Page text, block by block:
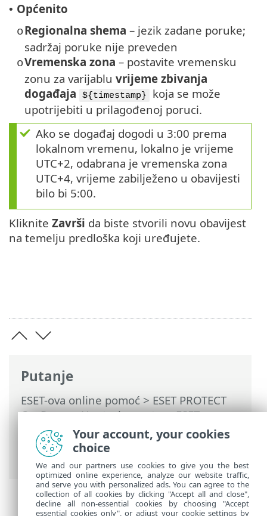
Putanje
ESET-ova online pomoć > ESET PROTECT
On-Prem>Upotreba sustava ESET
PROTECT On-Prem>ESET PROTECT On-
Prem Glavni izbornik
Obavijesti
Distribucija
• Općenito
oRegionalna shema – jezik zadane poruke;
sadržaj poruke nije preveden
oVremenska zona – postavite vremensku
zonu za varijablu vrijeme zbivanja
događaja
${timestamp}
koja se može
upotrijebiti u prilagođenoj poruci.
Ako se događaj dogodi u 3:00 prema
lokalnom vremenu, lokalno je vrijeme
UTC+2, odabrana je vremenska zona
UTC+4, vrijeme zabilježeno u obavijesti
bilo bi 5:00.
Kliknite Završi da biste stvorili novu obavijest
na temelju predloška koji uređujete.
Your account, your cookies
choice
We and our partners use cookies to give you the best
optimized online experience, analyze our website traffic,
and serve you with personalized ads. You can agree to the
collection of all cookies by clicking "Accept all and close",
decline all non-essential cookies by choosing "Accept
essential cookies only", or adjust your cookie settings by